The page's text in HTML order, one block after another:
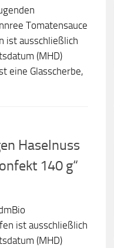
Tomatensauce
ist ausschließlich
(MHD)
eine Glasscherbe,
Haselnuss
140 g“
ist ausschließlich
(MHD)